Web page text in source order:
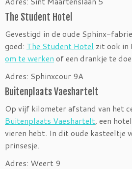
The Student Hotel
Gevestigd in de oude Sphinx-
goed: The Student Hotel zit ook in
om te werken of een drankje te
Adres: Sphinxcour 9A
Buitenplaats Vaeshartelt
Op vijf kilometer afstand van het
Buitenplaats Vaeshartelt, een
vieren hebt. In dit oude kasteeltje
prinsesje.
Adres: Weert 9